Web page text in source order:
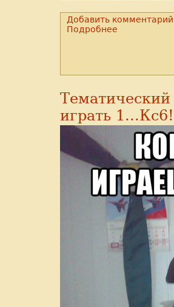
Добавить комментарий
Подробнее
играть